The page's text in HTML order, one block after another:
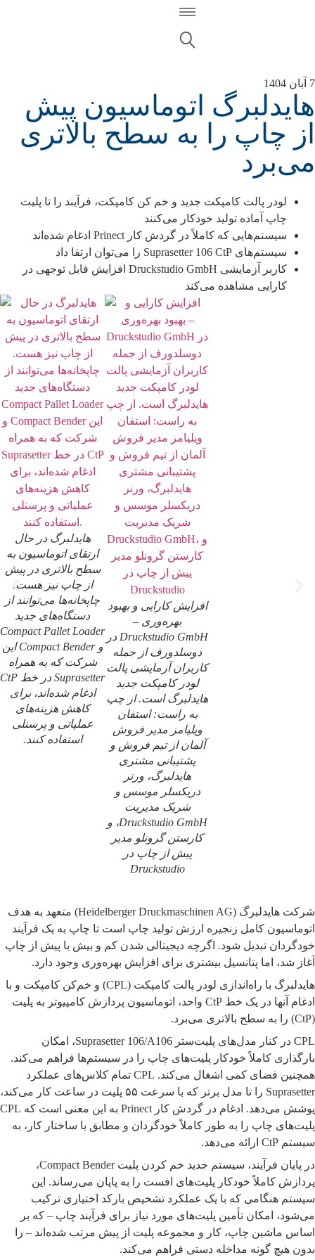
7 آبان 1404
هایدلبرگ اتوماسیون پیش
از چاپ را به سطح بالاتری
می‌برد
لودر پالت کامپکت جدید و خم کن کامپکت، فرآیند را تا پلیت
چاپ آماده تولید خودکار می‌کنند
سیستم‌هایی که کاملاً در گردش کار Prinect ادغام شده‌اند
سیستم‌های Suprasetter 106 CtP را می‌توان ارتقا داد
کاربر آزمایشی Druckstudio GmbH افزایش قابل توجهی در
کارایی مشاهده می‌کند
هایدلبرگ در حال
ارتقای اتوماسیون به
سطح بالاتری در پیش
از چاپ نیز هست.
چاپخانه‌ها می‌توانند از
دستگاه‌های جدید
Compact Pallet Loader
و Compact Bender این
شرکت که به همراه
Suprasetter در خط CtP
ادغام شده‌اند، برای
کاهش هزینه‌های
عملیاتی و پرسنلی
استفاده کنند.
افزایش کارایی و بهبود
بهره‌وری –
Druckstudio GmbH در
دوسلدورف از جمله
کاربران آزمایشی پالت
لودر کامپکت جدید
هایدلبرگ است. از چپ
به راست: استفان
ویلیامز مدیر فروش
آلمان از تیم فروش و
پشتیبانی مشتری
هایدلبرگ، ورنر
دریکسلر موسس و
شریک مدیریت
Druckstudio GmbH، و
کارستن گرونلو مدیر
پیش از چاپ در
Druckstudio
شرکت هایدلبرگ (Heidelberger Druckmaschinen AG) متعهد به هدف
اتوماسیون کامل زنجیره ارزش تولید چاپ است تا چاپ به یک فرآیند
خودگردان تبدیل شود. اگرچه دیجیتالی شدن کم و بیش با پیش از چاپ
آغاز شد، اما پتانسیل بیشتری برای افزایش بهره‌وری وجود دارد.
هایدلبرگ با راه‌اندازی لودر پالت کامپکت (CPL) و خم‌کن کامپکت و با
ادغام آنها در یک خط CtP واحد، اتوماسیون پردازش کامپیوتر به پلیت
(CtP) را به سطح بالاتری می‌برد.
CPL در کنار مدل‌های پلیت‌ستر Suprasetter 106/A106، امکان
بارگذاری کاملاً خودکار پلیت‌های چاپ را در سیستم‌ها فراهم می‌کند.
همچنین فضای کمی اشغال می‌کند. CPL تمام کلاس‌های عملکرد
Suprasetter را تا مدل برتر که با سرعت ۵۵ پلیت در ساعت کار می‌کند،
پوشش می‌دهد. ادغام در گردش کار Prinect به این معنی است که CPL
پلیت‌های چاپ را به طور کاملاً خودگردان و مطابق با ساختار کار، به
سیستم CtP ارائه می‌دهد.
در پایان فرآیند، سیستم جدید خم کردن پلیت Compact Bender،
پردازش کاملاً خودکار پلیت‌های افست را به پایان می‌رساند. این
سیستم هنگامی که با یک عملکرد تشخیص بارکد اختیاری ترکیب
می‌شود، امکان تأمین پلیت‌های مورد نیاز برای فرآیند چاپ – که بر
اساس ماشین چاپ، کار و مجموعه پلیت از پیش مرتب شده‌اند – را
بدون هیچ گونه مداخله دستی فراهم می‌کند.